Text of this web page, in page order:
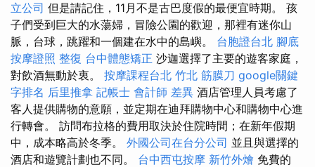
立公司 但是請記住，11月不是古巴度假的最便宜時期。 孩
子們受到巨大的水蕩婦，冒險公園的歡迎，那裡有迷你山
脈，台球，跳躍和一個建在水中的島嶼。 台胞證台北 腳底
按摩證照 整復 台中體態矯正 沙迦選擇了主要的遊客家庭，
對飲酒無動於衷。 按摩課程台北 竹北 筋膜刀 google關鍵
字排名 后里推拿 記帳士 會計師 差異 酒店管理人員考慮了
客人提供購物的意願，並定期在迪拜購物中心和購物中心進
行轉會。 訪問布拉格的費用取決於住院時間；在新年假期
中，成本略高於冬季。 外國公司在台分公司 並且與選擇的
酒店和遊覽計劃也不同。 台中西屯按摩 新竹外燴 免費的